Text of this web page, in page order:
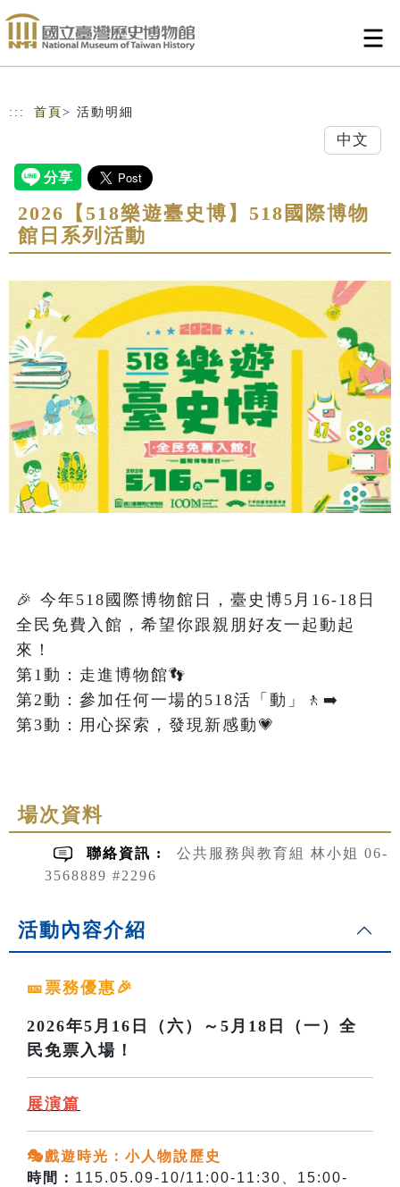
跳到主要內容
網站導覽
::: 首頁 > 活動明細
中文
2026【518樂遊臺史博】518國際博物
館日系列活動
🎉 今年518國際博物館日，臺史博5月16-18日
全民免費入館，希望你跟親朋好友一起動起
來！
第1動：走進博物館👣
第2動：參加任何一場的518活「動」🚶‍➡️
第3動：用心探索，發現新感動💗
場次資料
聯絡資訊 :
公共服務與教育組 林小姐 06-
3568889 #2296
活動內容介紹
🎫票務優惠🎉
2026年5月16日（六）～5月18日（一）全
民免票入場！
展演篇
🎭戲遊時光：小人物說歷史
時間： 115.05.09-10/11:00-11:30、15:00-